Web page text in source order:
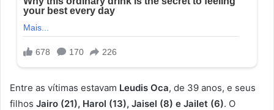
Entre as vítimas estavam Leudis Oca, de 39 anos, e seus
filhos Jairo (21), Harol (13), Jaisel (8) e Jailet (6). O